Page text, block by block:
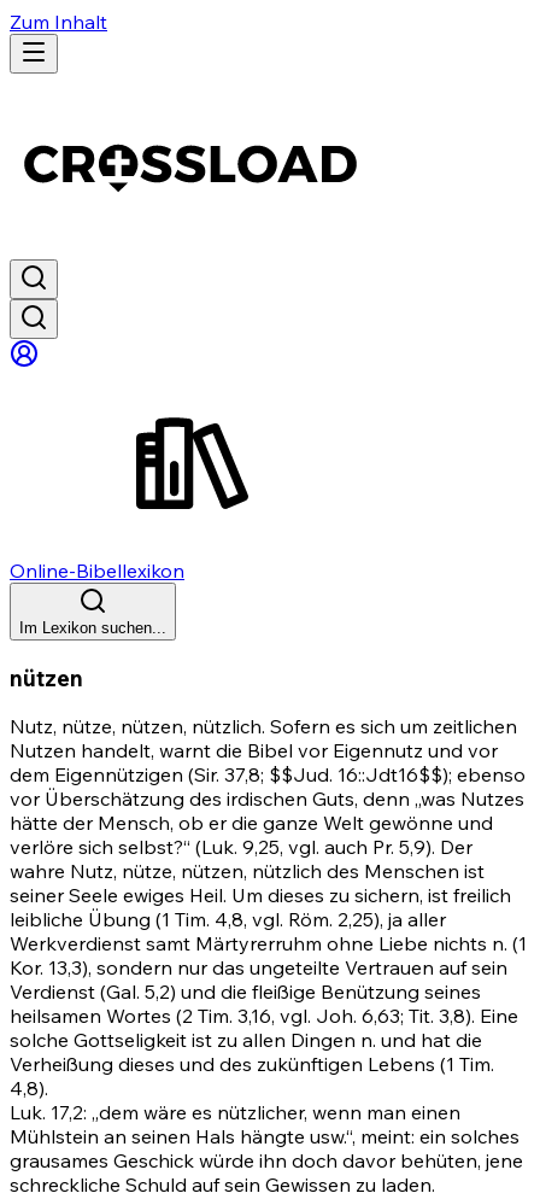
Zum Inhalt
Online-Bibellexikon
Im Lexikon suchen...
nützen
Nutz, nütze, nützen, nützlich. Sofern es sich um zeitlichen
Nutzen handelt, warnt die Bibel vor Eigennutz und vor
dem Eigennützigen (Sir. 37,8; $$Jud. 16::Jdt16$$); ebenso
vor Überschätzung des irdischen Guts, denn „was Nutzes
hätte der Mensch, ob er die ganze Welt gewönne und
verlöre sich selbst?“ (Luk. 9,25, vgl. auch Pr. 5,9). Der
wahre Nutz, nütze, nützen, nützlich des Menschen ist
seiner Seele ewiges Heil. Um dieses zu sichern, ist freilich
leibliche Übung (1 Tim. 4,8, vgl. Röm. 2,25), ja aller
Werkverdienst samt Märtyrerruhm ohne Liebe nichts n. (1
Kor. 13,3), sondern nur das ungeteilte Vertrauen auf sein
Verdienst (Gal. 5,2) und die fleißige Benützung seines
heilsamen Wortes (2 Tim. 3,16, vgl. Joh. 6,63; Tit. 3,8). Eine
solche Gottseligkeit ist zu allen Dingen n. und hat die
Verheißung dieses und des zukünftigen Lebens (1 Tim.
4,8).
Luk. 17,2: „dem wäre es nützlicher, wenn man einen
Mühlstein an seinen Hals hängte usw.“, meint: ein solches
grausames Geschick würde ihn doch davor behüten, jene
schreckliche Schuld auf sein Gewissen zu laden.